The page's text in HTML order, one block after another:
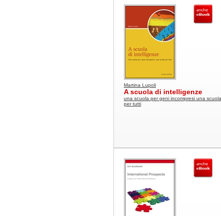
Martina Lupoli
A scuola di intelligenze
una scuola per geni incompresi una scuola
per tutti